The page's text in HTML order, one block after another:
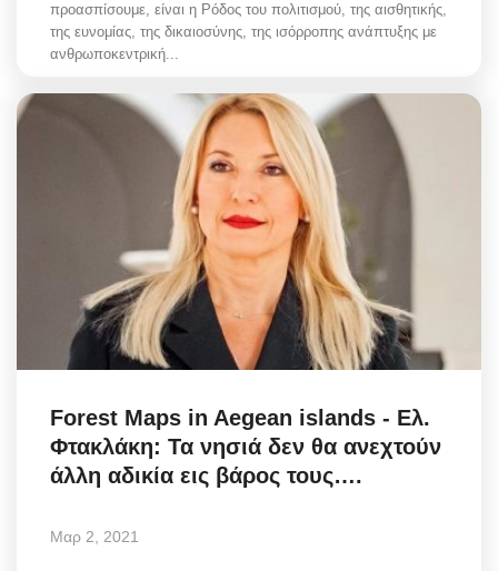
προασπίσουμε, είναι η Ρόδος του πολιτισμού, της αισθητικής,
της ευνομίας, της δικαιοσύνης, της ισόρροπης ανάπτυξης με
ανθρωποκεντρική...
Forest Maps in Aegean islands - Ελ.
Φτακλάκη: Τα νησιά δεν θα ανεχτούν
άλλη αδικία εις βάρος τους….
Μαρ 2, 2021